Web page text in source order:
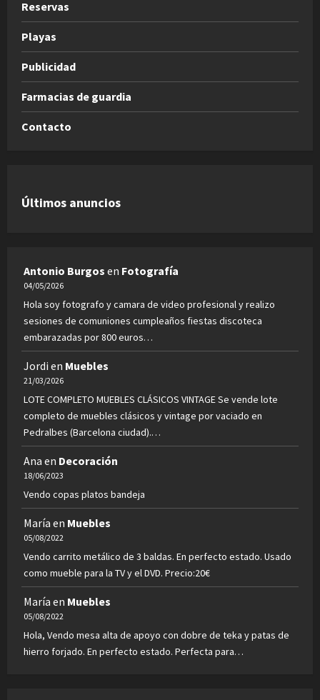
Reservas
Playas
Publicidad
Farmacias de guardia
Contacto
Últimos anuncios
Antonio Burgos en Fotografía
04/05/2026
Hola soy fotografo y camara de video profesional y realizo
sesiones de comuniones cumpleaños fiestas discoteca
embarazadas por 800 euros…
Jordi en Muebles
21/03/2026
LOTE COMPLETO MUEBLES CLÁSICOS VINTAGE Se vende lote
completo de muebles clásicos y vintage por vaciado en
Pedralbes (Barcelona ciudad).…
Ana en Decoración
18/06/2023
Vendo copas platos bandeja
María en Muebles
05/08/2022
Vendo carrito metálico de 3 baldas. En perfecto estado. Usado
como mueble para la TV y el DVD. Precio:20€
María en Muebles
05/08/2022
Hola, Vendo mesa alta de apoyo con dobre de teka y patas de
hierro forjado. En perfecto estado. Perfecta para…